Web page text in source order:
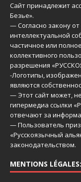
Сайт принадлежит
Безье».
— Согласно закону от
интеллектуальной
частичное или
коллективного
разрешения
-Логотипы,
являются
— Этот сайт может,
гипермедиа ссылки
отвечают за
— Пользователь
«Русскоязычный
законодательством.
MENTIONS LÉGALES: